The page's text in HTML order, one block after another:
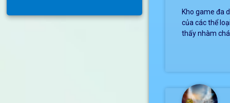
Kho game đa
của các thể
thấy nhàm